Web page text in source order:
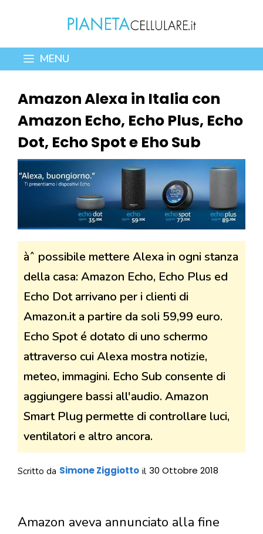
contenuto
MENU
Amazon Alexa in Italia con
Amazon Echo, Echo Plus, Echo
Dot, Echo Spot e Eho Sub
àˆ possibile mettere Alexa in ogni stanza
della casa: Amazon Echo, Echo Plus ed
Echo Dot arrivano per i clienti di
Amazon.it a partire da soli 59,99 euro.
Echo Spot é dotato di uno schermo
attraverso cui Alexa mostra notizie,
meteo, immagini. Echo Sub consente di
aggiungere bassi all'audio. Amazon
Smart Plug permette di controllare luci,
ventilatori e altro ancora.
Scritto da Simone Ziggiotto il 30 Ottobre 2018
Amazon aveva annunciato alla fine